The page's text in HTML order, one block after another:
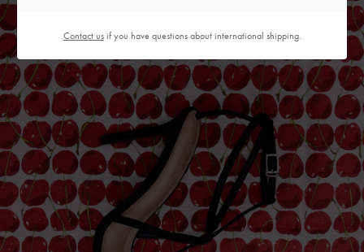
Contact usif you have questions about international shipping.